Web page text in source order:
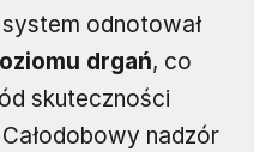
odnotował
drgań, co
skuteczności
nadzór